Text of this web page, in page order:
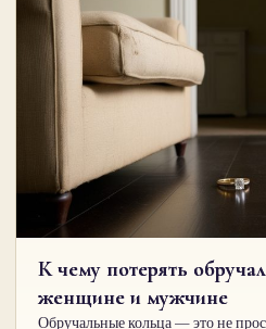
К чему потерять
женщине и мужчине
Обручальные кольца — это не